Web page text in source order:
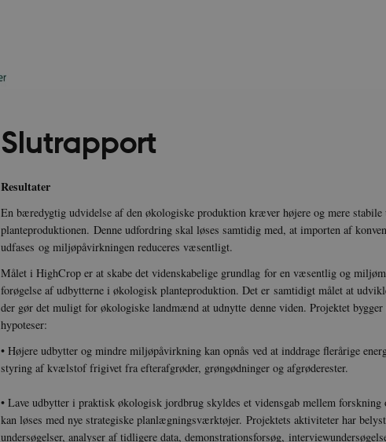
Slutrapport
Resultater
En bæredygtig udvidelse af den økologiske produktion kræver højere og mere stabile
planteproduktionen. Denne udfordring skal løses samtidig med, at importen af
udfases og miljøpåvirkningen reduceres væsentligt.
Målet i HighCrop er at skabe det videnskabelige grundlag for en væsentlig og
forøgelse af udbytterne i økologisk planteproduktion. Det er samtidigt målet at
der gør det muligt for økologiske landmænd at udnytte denne viden. Projektet
hypoteser:
• Højere udbytter og mindre miljøpåvirkning kan opnås ved at inddrage flerårige
styring af kvælstof frigivet fra efterafgrøder, grøngødninger og afgrøderester.
• Lave udbytter i praktisk økologisk jordbrug skyldes et vidensgab mellem forskning
kan løses med nye strategiske planlægningsværktøjer. Projektets aktiviteter har
undersøgelser, analyser af tidligere data, demonstrationsforsøg,